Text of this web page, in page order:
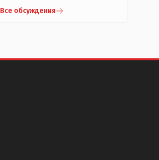
Все обсуждения